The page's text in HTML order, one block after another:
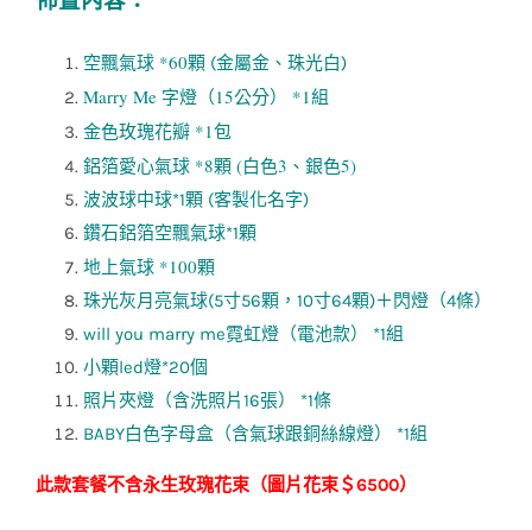
空飄氣球 *60顆 (金屬金、珠光白)
Marry Me 字燈（15公分） *1組
金色玫瑰花瓣 *1包
鋁箔愛心氣球 *8顆 (白色3、銀色5)
波波球中球*1顆 (客製化名字)
鑽石鋁箔空飄氣球*1顆
地上氣球 *100顆
珠光灰月亮氣球(5寸56顆，10寸64顆)＋閃燈（4條）
will you marry me霓虹燈（電池款） *1組
小顆led燈*20個
照片夾燈（含洗照片16張） *1條
BABY白色字母盒（含氣球跟銅絲線燈） *1組
此款套餐不含永生玫瑰花束（圖片花束＄6500）